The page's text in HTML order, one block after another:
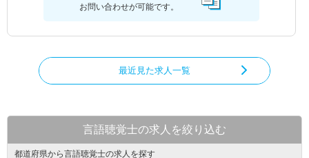
お問い合わせが可能です。
最近見た求人一覧
言語聴覚士の求人を絞り込む
都道府県から言語聴覚士の求人を探す